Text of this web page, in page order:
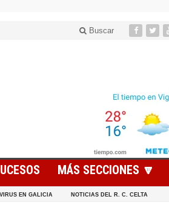
Buscar
MÁS SECCIONES 🔽
EN GALICIA NOTICIAS DEL R. C. CELTA